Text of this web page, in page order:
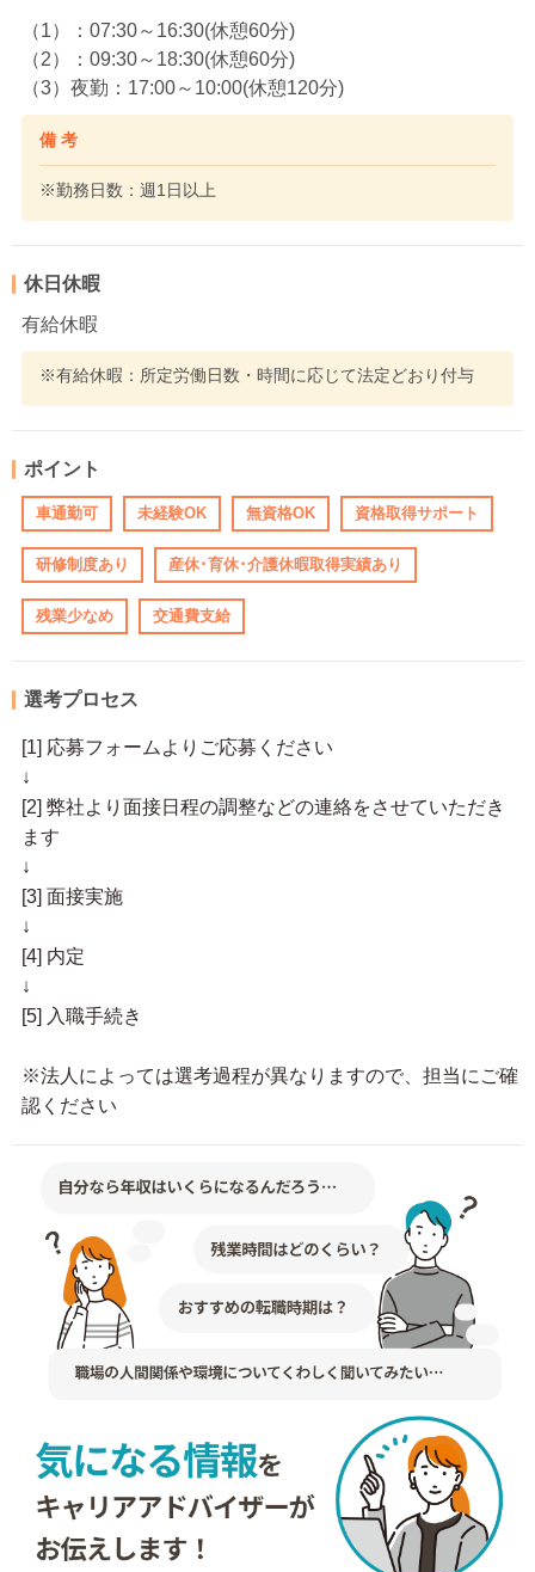
（1）：07:30～16:30(休憩60分)
（2）：09:30～18:30(休憩60分)
（3）夜勤：17:00～10:00(休憩120分)
備 考
※勤務日数：週1日以上
休日休暇
有給休暇
※有給休暇：所定労働日数・時間に応じて法定どおり付与
ポイント
車通勤可 未経験OK 無資格OK 資格取得サポート
研修制度あり 産休･育休･介護休暇取得実績あり
残業少なめ 交通費支給
選考プロセス
[1] 応募フォームよりご応募ください
↓
[2] 弊社より面接日程の調整などの連絡をさせていただき
ます
↓
[3] 面接実施
↓
[4] 内定
↓
[5] 入職手続き
※法人によっては選考過程が異なりますので、担当にご確
認ください